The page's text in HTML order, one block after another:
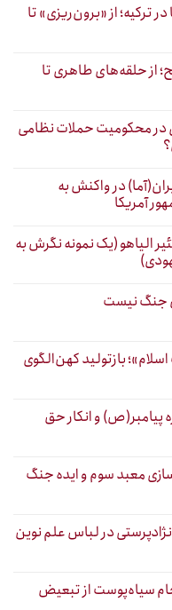
ترکیه؛ از «برون‌ریزی» تا
از حلقه‌های طاهری تا
در محکومیت حملات نظامی
در واکنش به
آمریکا
الیاهو (یک نمونه نگرش به
جنگ نیست
بازتولید کهن‌الگوی
پیامبر(ص) و انکار حق
معبد سوم و ایده جنگ
نژادپرستی در لباس علم نوین
سیاه‌پوست از تبعیض